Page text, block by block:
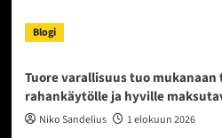
Blogi
Tuore varallisuus tuo
rahankäytölle ja hyville
Niko Sandelius 1 elokuun 2026